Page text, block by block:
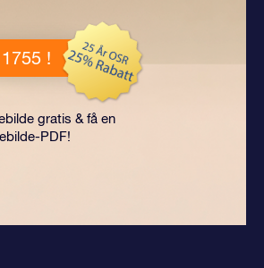
!
gratis & få en
PDF!